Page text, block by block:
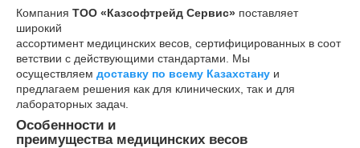
Компания ТОО «Казсофтрейд Сервис» поставляет
широкий
ассортимент медицинских весов, сертифицированных в соот
ветствии с действующими стандартами. Мы
осуществляем доставку по всему Казахстану и
предлагаем решения как для клинических, так и для
лабораторных задач.
Особенности и
преимущества медицинских весов